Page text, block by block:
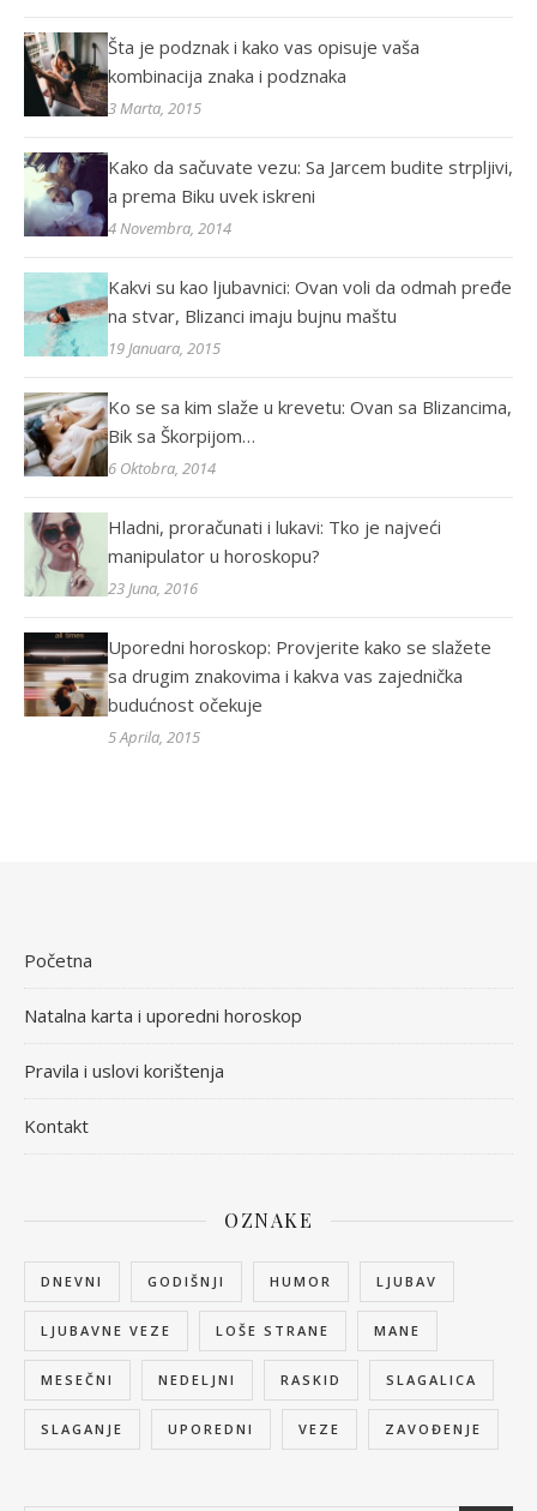
Šta je podznak i kako vas opisuje vaša
kombinacija znaka i podznaka
3 Marta, 2015
Kako da sačuvate vezu: Sa Jarcem budite strpljivi,
a prema Biku uvek iskreni
4 Novembra, 2014
Kakvi su kao ljubavnici: Ovan voli da odmah pređe
na stvar, Blizanci imaju bujnu maštu
19 Januara, 2015
Ko se sa kim slaže u krevetu: Ovan sa Blizancima,
Bik sa Škorpijom…
6 Oktobra, 2014
Hladni, proračunati i lukavi: Tko je najveći
manipulator u horoskopu?
23 Juna, 2016
Uporedni horoskop: Provjerite kako se slažete
sa drugim znakovima i kakva vas zajednička
budućnost očekuje
5 Aprila, 2015
Početna
Natalna karta i uporedni horoskop
Pravila i uslovi korištenja
Kontakt
OZNAKE
DNEVNI GODIŠNJI HUMOR LJUBAV
LJUBAVNE VEZE LOŠE STRANE MANE
MESEČNI NEDELJNI RASKID SLAGALICA
SLAGANJE UPOREDNI VEZE ZAVOĐENJE